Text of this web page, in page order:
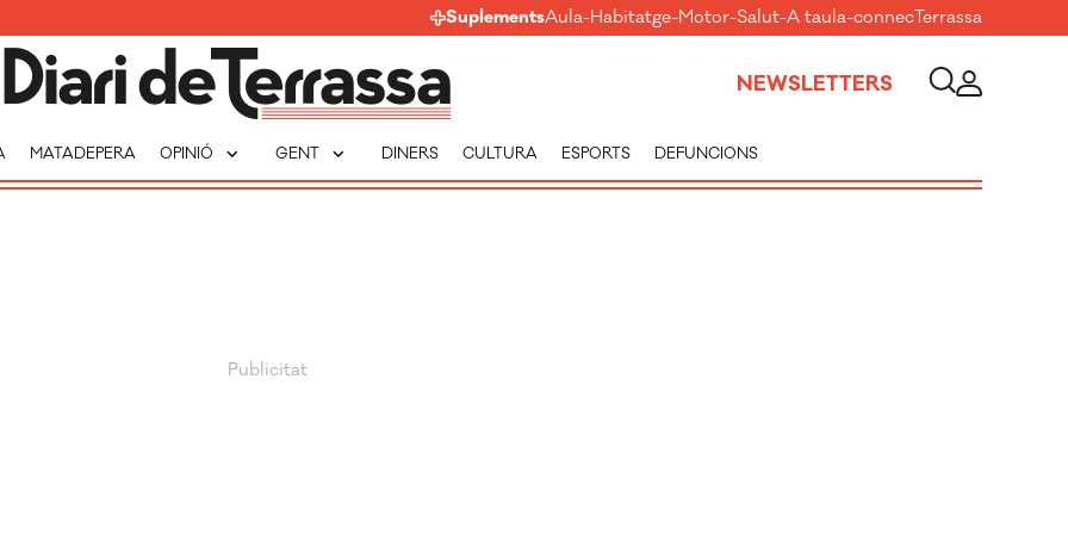
SuplementsAula-Habitatge-Motor-Salut-A taula-connecTerrassa
NEWSLETTERS
MATADEPERA OPINIÓ expand_more GENT expand_more DINERS CULTURA ESPORTS DEFUNCIONS